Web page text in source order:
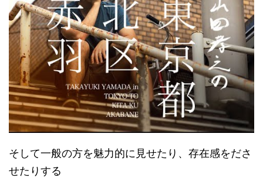
そして一般の方を魅力的に見せたり、存在感をださ
せたりする